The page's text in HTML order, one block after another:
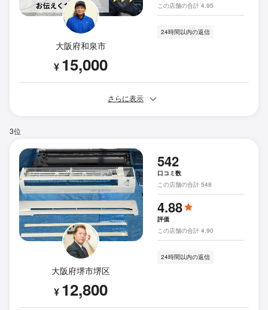
大阪府和泉市
¥ 15,000
この店舗の合計 4.95
24時間以内の返信
さらに表示
3位
大阪府堺市堺区
¥ 12,800
542
口コミ数
この店舗の合計 548
4.88
評価
この店舗の合計 4.90
24時間以内の返信